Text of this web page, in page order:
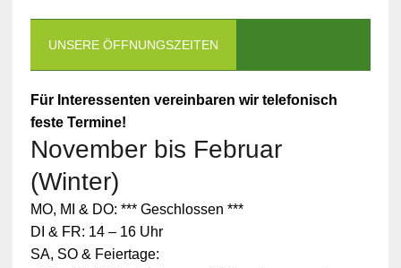
UNSERE ÖFFNUNGSZEITEN
Für Interessenten vereinbaren wir telefonisch
feste Termine!
November bis Februar
(Winter)
MO, MI & DO: *** Geschlossen ***
DI & FR: 14 – 16 Uhr
SA, SO & Feiertage: